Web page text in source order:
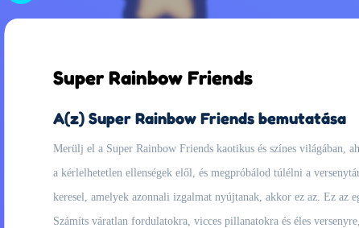
Super Rainbow Friends
A(z) Super Rainbow Friends bemutatása
Merülj el a Super Rainbow Friends kaotikus és színes világában,
a kérlelhetetlen ellenségek elől, és megpróbálod túlélni a
keresel, amelyek azonnali izgalmat nyújtanak, akkor ez az. Ez
Számíts váratlan fordulatokra, vicces pillanatokra és éles